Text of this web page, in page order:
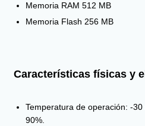
Memoria RAM 512 MB
Memoria Flash 256 MB
Características físicas y
Temperatura de operación: -
90%.